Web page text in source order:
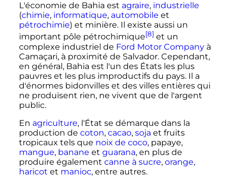
L'économie de Bahia est agraire, industrielle
(chimie, informatique, automobile et
pétrochimie) et minière. Il existe aussi un
important pôle pétrochimique[8] et un
complexe industriel de Ford Motor Companyà
Camaçari, à proximité de Salvador. Cependant,
en général, Bahia est l'un des États les plus
pauvres et les plus improductifs du pays. Il a
d'énormes bidonvilles et des villes entières qui
ne produisent rien, ne vivent que de l'argent
public.
En agriculture, l'État se démarque dans la
production de coton, cacao, soja et fruits
tropicaux tels que noix de coco, papaye,
mangue, banane et guarana, en plus de
produire également canne à sucre, orange,
haricot et manioc, entre autres.